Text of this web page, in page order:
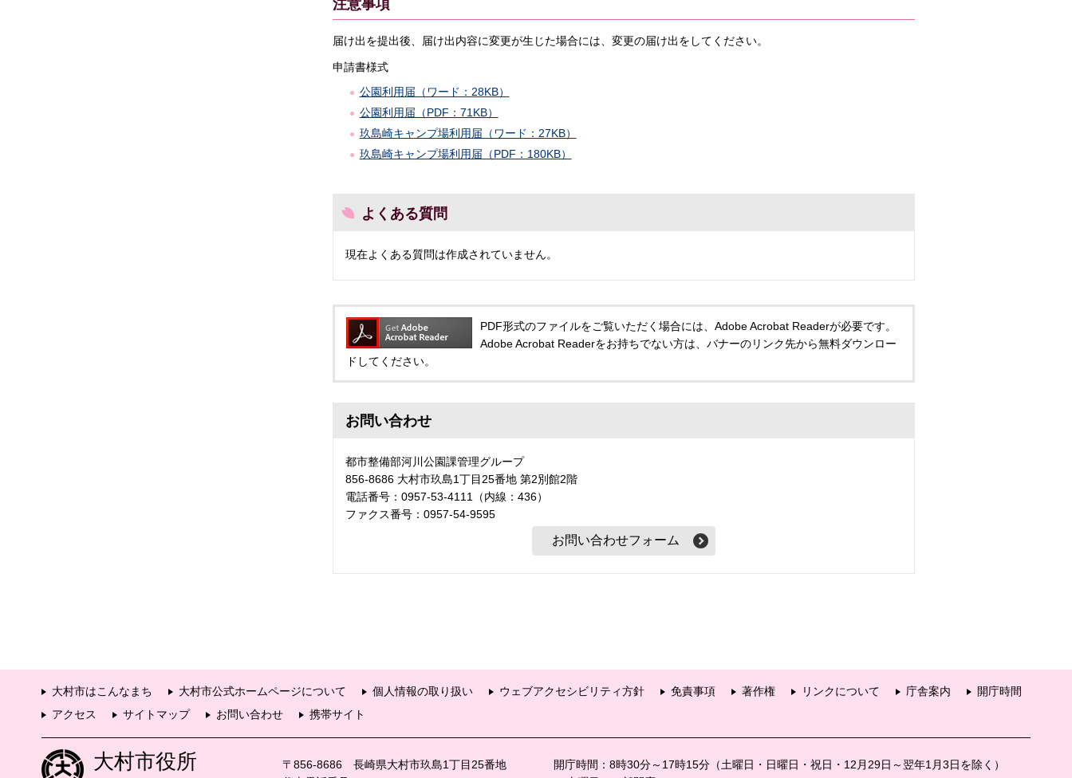
注意事項
届け出を提出後、届け出内容に変更が生じた場合には、変更の届け出をしてください。
申請書様式
公園利用届（ワード：28KB）
公園利用届（PDF：71KB）
玖島崎キャンプ場利用届（ワード：27KB）
玖島崎キャンプ場利用届（PDF：180KB）
よくある質問
現在よくある質問は作成されていません。
PDF形式のファイルをご覧いただく場合には、Adobe Acrobat Readerが必要です。
Adobe Acrobat Readerをお持ちでない方は、バナーのリンク先から無料ダウンロー
ドしてください。
お問い合わせ
都市整備部河川公園課管理グループ
856-8686 大村市玖島1丁目25番地 第2別館2階
電話番号：0957-53-4111（内線：436）
ファクス番号：0957-54-9595
大村市はこんなまち 大村市公式ホームページについて 個人情報の取り扱い ウェブアクセシビリティ方針 免責事項 著作権 リンクについて 庁舎案内
開庁時間
アクセス
サイトマップ お問い合わせ 携帯サイト
大村市役所
〒856-8686 長崎県大村市玖島1丁目25番地
開庁時間：8時30分～17時15分（土曜日・日曜日・祝日・12月29日～翌年1月3日を除く）